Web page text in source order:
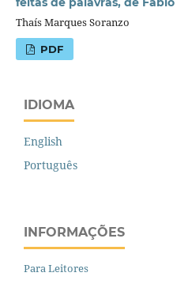
Thaís Marques Soranzo
PDF
IDIOMA
English
Português
INFORMAÇÕES
Para Leitores